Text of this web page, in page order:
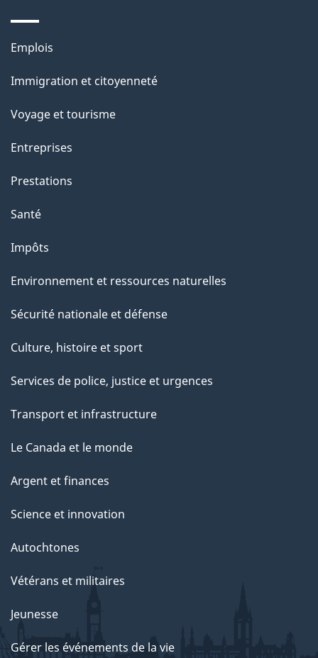
e
Thèmes
sujets
Emplois
Immigration et citoyenneté
Voyage et tourisme
Entreprises
Prestations
Santé
Impôts
Environnement et ressources naturelles
Sécurité nationale et défense
Culture, histoire et sport
Services de police, justice et urgences
Transport et infrastructure
Le Canada et le monde
Argent et finances
Science et innovation
Autochtones
Vétérans et militaires
Jeunesse
Gérer les événements de la vie